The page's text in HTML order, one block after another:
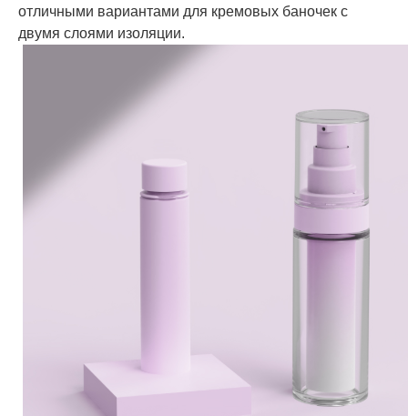
отличными вариантами для кремовых баночек с
двумя слоями изоляции.